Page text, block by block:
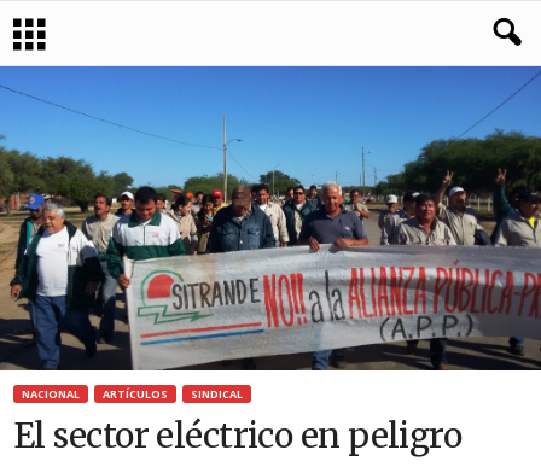
NACIONAL ARTÍCULOS SINDICAL
El sector eléctrico en peligro